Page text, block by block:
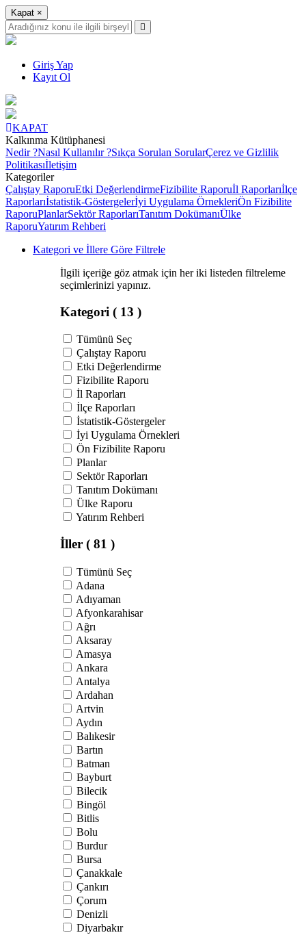
Kapat ×
Giriş Yap
Kayıt Ol
KAPAT
Kalkınma Kütüphanesi
Nedir ?Nasıl Kullanılır ?Sıkça Sorulan SorularÇerez ve Gizlilik
Politikasıİletişim
Kategoriler
Çalıştay RaporuEtki DeğerlendirmeFizibilite Raporuİl Raporlarıİlçe
Raporlarıİstatistik-Göstergelerİyi Uygulama ÖrnekleriÖn Fizibilite
RaporuPlanlarSektör RaporlarıTanıtım DokümanıÜlke
RaporuYatırım Rehberi
Kategori ve İllere Göre Filtrele
İlgili içeriğe göz atmak için her iki listeden filtreleme
seçimlerinizi yapınız.
Kategori ( 13 )
Tümünü Seç
Çalıştay Raporu
Etki Değerlendirme
Fizibilite Raporu
İl Raporları
İlçe Raporları
İstatistik-Göstergeler
İyi Uygulama Örnekleri
Ön Fizibilite Raporu
Planlar
Sektör Raporları
Tanıtım Dokümanı
Ülke Raporu
Yatırım Rehberi
İller ( 81 )
Tümünü Seç
Adana
Adıyaman
Afyonkarahisar
Ağrı
Aksaray
Amasya
Ankara
Antalya
Ardahan
Artvin
Aydın
Balıkesir
Bartın
Batman
Bayburt
Bilecik
Bingöl
Bitlis
Bolu
Burdur
Bursa
Çanakkale
Çankırı
Çorum
Denizli
Diyarbakır